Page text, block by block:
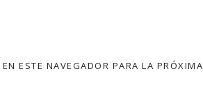
ESTE NAVEGADOR PARA LA PRÓXIMA